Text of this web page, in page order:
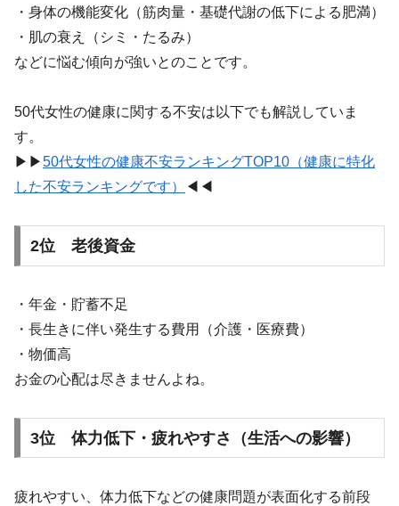
・身体の機能変化（筋肉量・基礎代謝の低下による肥満）
・肌の衰え（シミ・たるみ）
などに悩む傾向が強いとのことです。
50代女性の健康に関する不安は以下でも解説していま
す。
▶︎▶︎50代女性の健康不安ランキングTOP10（健康に特化
した不安ランキングです）
◀︎◀︎
2位 老後資金
・年金・貯蓄不足
・長生きに伴い発生する費用（介護・医療費）
・物価高
お金の心配は尽きませんよね。
3位 体力低下・疲れやすさ（生活への影響）
疲れやすい、体力低下などの健康問題が表面化する前段